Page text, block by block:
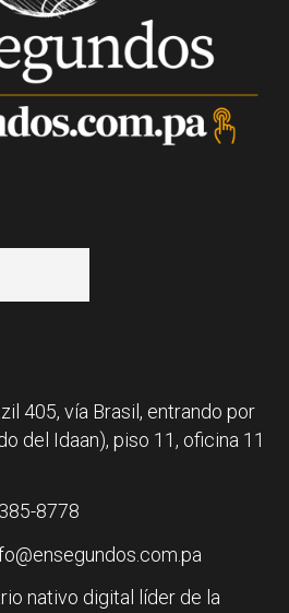
405, vía Brasil, entrando por
del Idaan), piso 11, oficina 11
8778
nativo digital líder de la